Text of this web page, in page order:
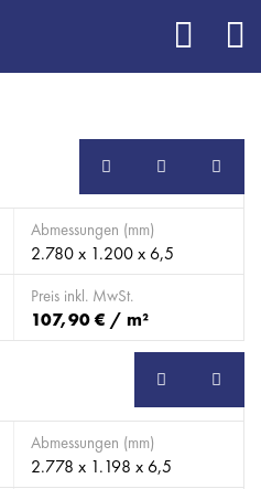
Abmessungen (mm)
2.780 x 1.200 x 6,5
Preis inkl. MwSt.
107,90 € / m²
SB
Abmessungen (mm)
2.778 x 1.198 x 6,5